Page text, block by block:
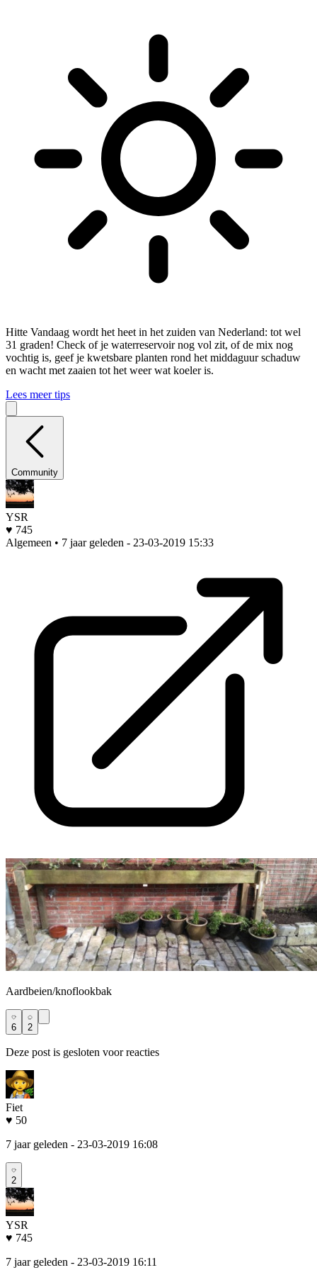
Hitte Vandaag wordt het heet in het zuiden van Nederland: tot wel
31 graden! Check of je waterreservoir nog vol zit, of de mix nog
vochtig is, geef je kwetsbare planten rond het middaguur schaduw
en wacht met zaaien tot het weer wat koeler is.
Lees meer tips
Community
YSR
♥ 745
Algemeen • 7 jaar geleden - 23-03-2019 15:33
Aardbeien/knoflookbak
6 2
Deze post is gesloten voor reacties
Fiet
♥ 50
7 jaar geleden - 23-03-2019 16:08
2
YSR
♥ 745
7 jaar geleden - 23-03-2019 16:11